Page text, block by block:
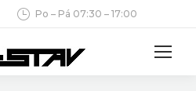
Po – Pá 07:30 – 17:00